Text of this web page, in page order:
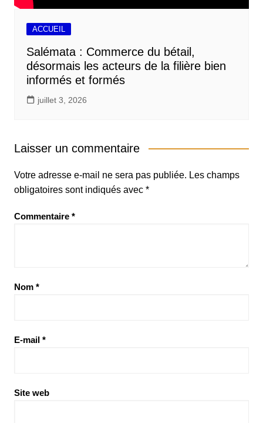
ACCUEIL
Salémata : Commerce du bétail,
désormais les acteurs de la filière bien
informés et formés
juillet 3, 2026
Laisser un commentaire
Votre adresse e-mail ne sera pas publiée. Les champs
obligatoires sont indiqués avec *
Commentaire *
Nom *
E-mail *
Site web